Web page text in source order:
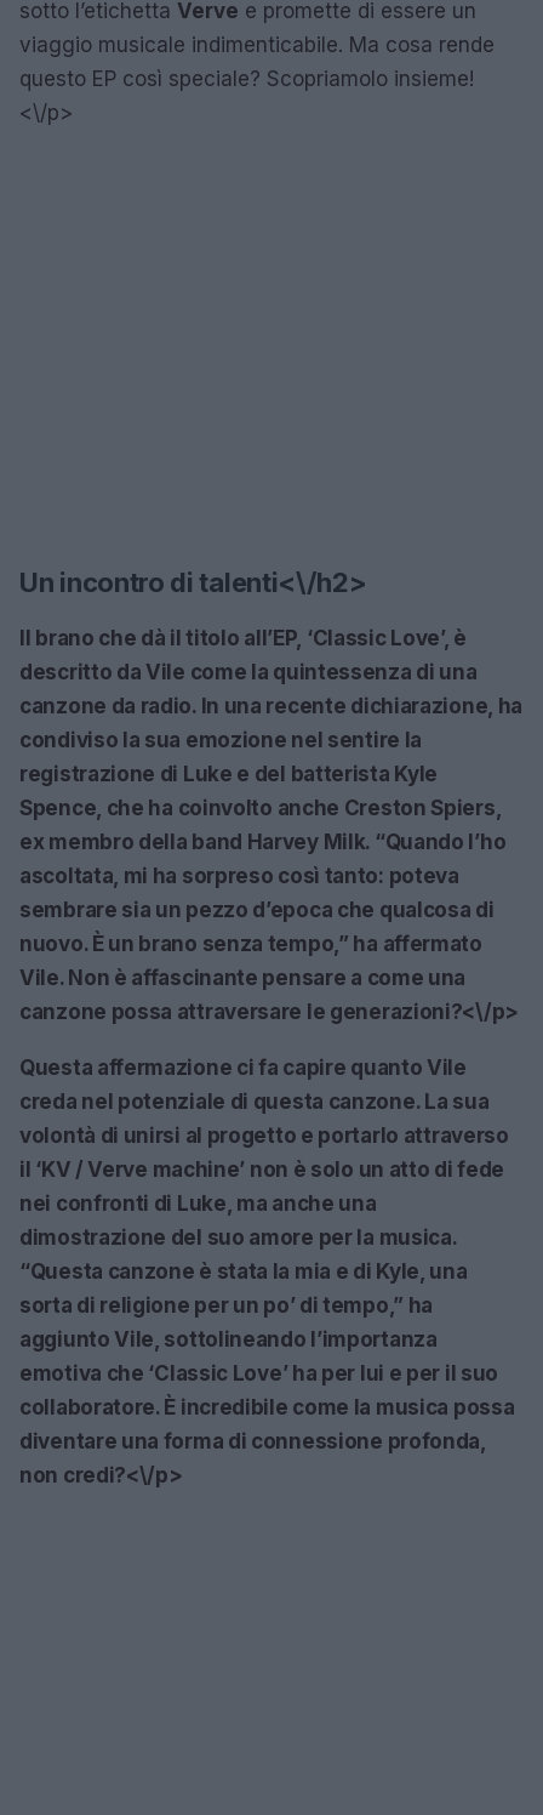
sotto l’etichetta Verve e promette di essere un
viaggio musicale indimenticabile. Ma cosa rende
questo EP così speciale? Scopriamolo insieme!
<\/p>
Un incontro di talenti<\/h2>
Il brano che dà il titolo all’EP, ‘Classic Love’, è
descritto da Vile come la quintessenza di una
canzone da radio. In una recente dichiarazione, ha
condiviso la sua emozione nel sentire la
registrazione di Luke e del batterista Kyle
Spence, che ha coinvolto anche Creston Spiers,
ex membro della band Harvey Milk. “Quando l’ho
ascoltata, mi ha sorpreso così tanto: poteva
sembrare sia un pezzo d’epoca che qualcosa di
nuovo. È un brano senza tempo,” ha affermato
Vile. Non è affascinante pensare a come una
canzone possa attraversare le generazioni?<\/p>
Questa affermazione ci fa capire quanto Vile
creda nel potenziale di questa canzone. La sua
volontà di unirsi al progetto e portarlo attraverso
il ‘KV / Verve machine’ non è solo un atto di fede
nei confronti di Luke, ma anche una
dimostrazione del suo amore per la musica.
“Questa canzone è stata la mia e di Kyle, una
sorta di religione per un po’ di tempo,” ha
aggiunto Vile, sottolineando l’importanza
emotiva che ‘Classic Love’ha per lui e per il suo
collaboratore. È incredibile come la musica possa
diventare una forma di connessione profonda,
non credi?<\/p>